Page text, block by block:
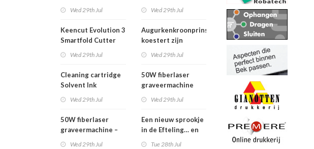
Wed 29th Jul
Keencut Evolution 3
Smartfold Cutter
Wed 29th Jul
Cleaning cartridge
Solvent Ink
Wed 29th Jul
50W fiberlaser
graveermachine –
Wed 29th Jul
Wed 29th Jul
Augurkenkroonprins
koestert zijn
Wed 29th Jul
50W fiberlaser
graveermachine
Wed 29th Jul
Een nieuw sprookje
in de Efteling… en
Tue 28th Jul